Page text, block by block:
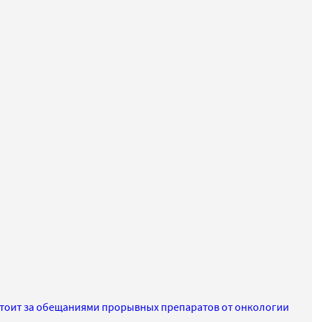
за обещаниями прорывных препаратов от онкологии